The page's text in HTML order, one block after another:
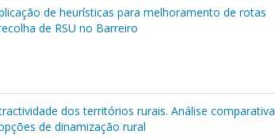
de heurísticas para melhoramento de rotas
de RSU no Barreiro
dos territórios rurais. Análise comparativa
de dinamização rural